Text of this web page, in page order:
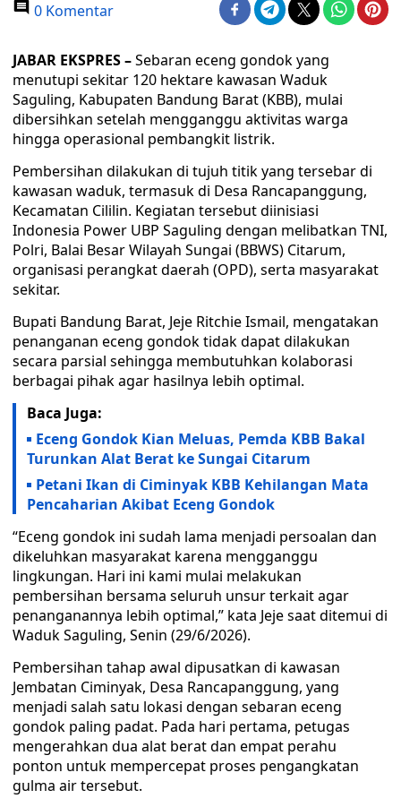
0 Komentar
JABAR EKSPRES –Sebaran eceng gondok yang
menutupi sekitar 120 hektare kawasan Waduk
Saguling, Kabupaten Bandung Barat (KBB), mulai
dibersihkan setelah mengganggu aktivitas warga
hingga operasional pembangkit listrik.
Pembersihan dilakukan di tujuh titik yang tersebar di
kawasan waduk, termasuk di Desa Rancapanggung,
Kecamatan Cililin. Kegiatan tersebut diinisiasi
Indonesia Power UBP Saguling dengan melibatkan TNI,
Polri, Balai Besar Wilayah Sungai (BBWS) Citarum,
organisasi perangkat daerah (OPD), serta masyarakat
sekitar.
Bupati Bandung Barat, Jeje Ritchie Ismail, mengatakan
penanganan eceng gondok tidak dapat dilakukan
secara parsial sehingga membutuhkan kolaborasi
berbagai pihak agar hasilnya lebih optimal.
Baca Juga:
Eceng Gondok Kian Meluas, Pemda KBB Bakal
Turunkan Alat Berat ke Sungai Citarum
Petani Ikan di Ciminyak KBB Kehilangan Mata
Pencaharian Akibat Eceng Gondok
“Eceng gondok ini sudah lama menjadi persoalan dan
dikeluhkan masyarakat karena mengganggu
lingkungan. Hari ini kami mulai melakukan
pembersihan bersama seluruh unsur terkait agar
penanganannya lebih optimal,” kata Jeje saat ditemui di
Waduk Saguling, Senin (29/6/2026).
Pembersihan tahap awal dipusatkan di kawasan
Jembatan Ciminyak, Desa Rancapanggung, yang
menjadi salah satu lokasi dengan sebaran eceng
gondok paling padat. Pada hari pertama, petugas
mengerahkan dua alat berat dan empat perahu
ponton untuk mempercepat proses pengangkatan
gulma air tersebut.